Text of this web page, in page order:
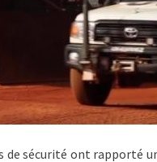
de sécurité ont rapporté